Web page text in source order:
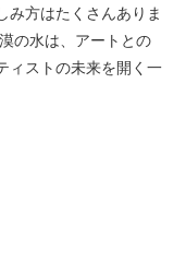
み方はたくさんありま
の水は、アートとの
ィストの未来を開く一